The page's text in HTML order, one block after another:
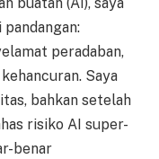
peradaban,
Saya
bahkan setelah
risiko AI super-
benar